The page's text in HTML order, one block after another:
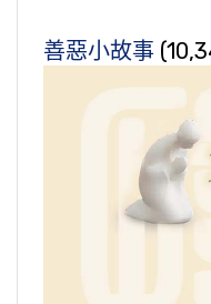
善惡小故事